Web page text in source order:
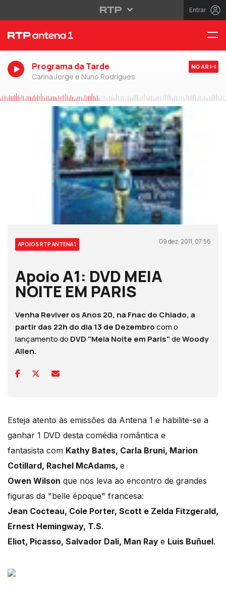
Entrar
Programa da Tarde
Carina Jorge e Nuno Rodrigues
NO AR
APOIOS RTP ANTENA 1 09 dez, 2011, 07:56
Apoio A1: DVD MEIA
NOITE EM PARIS
Venha Reviver osAnos 20, na Fnac do Chiado, a
partir das 22h do dia 13 de Dezembrocom o
lançamento do DVD "Meia Noite em Paris"deWoody
Allen.
Esteja atento às emissões da Antena 1 e habilite-se a
ganhar 1 DVD desta comédia romântica e
fantasista com Kathy Bates, Carla Bruni, Marion
Cotillard, Rachel McAdams, e
Owen Wilson que nos leva ao encontro de grandes
figuras da "belle époque" francesa:
Jean Cocteau, Cole Porter, Scott e Zelda Fitzgerald,
Ernest Hemingway, T.S.
Eliot, Picasso, Salvador Dali, Man Ray e Luis Buñuel.